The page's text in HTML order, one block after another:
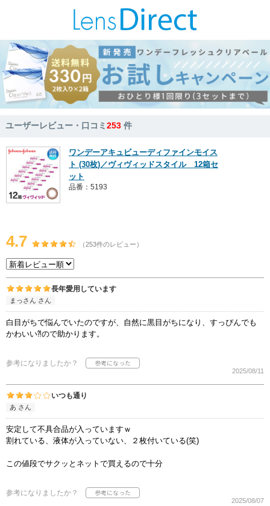
ユーザーレビュー・口コミ253 件
ワンデーアキュビューディファインモイス
ト (30枚)／ヴィヴィッドスタイル 12箱セ
ット
品番：5193
4.7 （253件のレビュー）
長年愛用しています
まっさん さん
白目がちで悩んでいたのですが、自然に黒目がちになり、すっぴんでも
かわいい⁈ので助かります。
参考になりましたか？
2025/08/11
いつも通り
あ さん
安定して不具合品が入っていますｗ
割れている、液体が入っていない、２枚付いている(笑)
この値段でサクッとネットで買えるので十分
参考になりましたか？
2025/08/07